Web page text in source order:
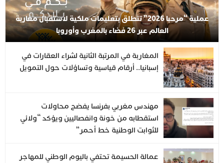
عملية “مرحبا 2026” تنطلق بتعليمات ملكية لاستقبال مغاربة
العالم عبر 26 فضاء بالمغرب وأوروبا
المغاربة في المرتبة الثانية لشراء العقارات في
إسبانيا.. أرقام قياسية وتساؤلات حول التمويل
مهندس مغربي بفرنسا يفضح محاولات
استقطابه من خونة وانفصاليين ويؤكد “ولائي
للثوابت الوطنية خط أحمر”
عمالة الحسيمة تحتفي باليوم الوطني للمهاجر